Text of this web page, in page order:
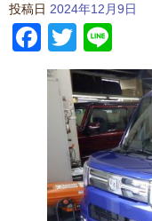
投稿日 2024年12月9日
Facebook
Twitter